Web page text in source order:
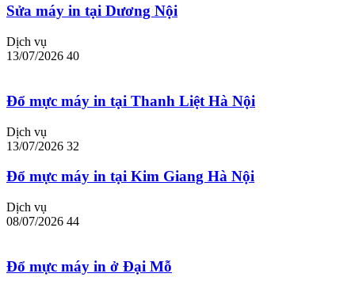
Sửa máy in tại Dương Nội
Dịch vụ
13/07/2026 40
Đổ mực máy in tại Thanh Liệt Hà Nội
Dịch vụ
13/07/2026 32
Đổ mực máy in tại Kim Giang Hà Nội
Dịch vụ
08/07/2026 44
Đổ mực máy in ở Đại Mỗ